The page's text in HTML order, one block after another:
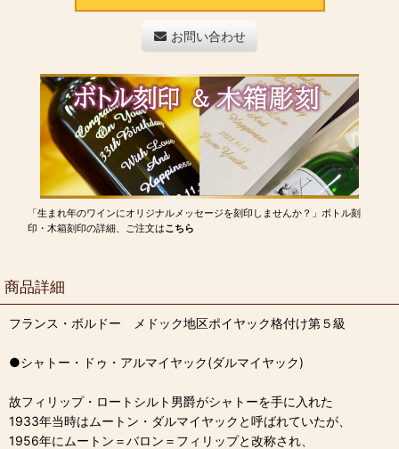
お問い合わせ
「生まれ年のワインにオリジナルメッセージを刻印しませんか？」ボトル刻
印・木箱刻印の詳細、ご注文はこちら
商品詳細
フランス・ボルドー メドック地区ポイヤック格付け第５級
●シャトー・ドゥ・アルマイヤック(ダルマイヤック)
故フィリップ・ロートシルト男爵がシャトーを手に入れた
1933年当時はムートン・ダルマイヤックと呼ばれていたが、
1956年にムートン＝バロン＝フィリップと改称され、